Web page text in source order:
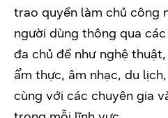
trao quyền làm chủ công
người dùng thông qua
đa chủ đề như nghệ
ẩm thực, âm nhạc, du
cùng với các chuyên gia